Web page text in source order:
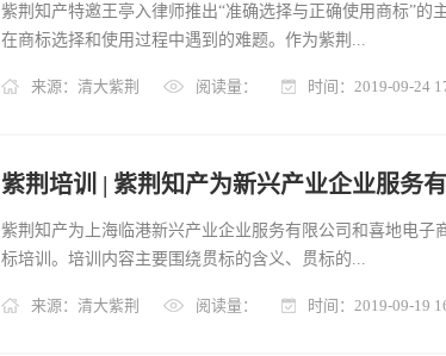
紫荆知产特邀王亭入律师推出“准确选择与正确使用商标”的
在商标选择和使用过程中遇到的难题。作为紫荆...
来源：清大紫荆 阅读量： 时间：2019-09-24
紫荆知产为上海临港新兴产业企业服务有限公司和喜地电子
标培训。培训内容主要围绕贯标的含义、贯标的...
来源：清大紫荆 阅读量： 时间：2019-09-19